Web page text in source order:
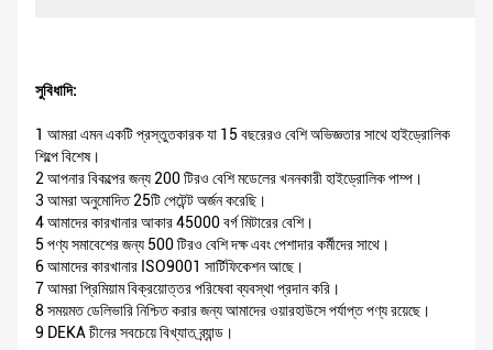
সুবিধাদি:
1 আমরা এমন একটি প্রস্তুতকারক যা 15 বছরেরও বেশি অভিজ্ঞতার সাথে হাইড্রোলিক
শিল্পে বিশেষ।
2 আপনার বিকল্পের জন্য 200 টিরও বেশি মডেলের খননকারী হাইড্রোলিক পাম্প।
3 আমরা অনুমোদিত 25টি পেটেন্ট অর্জন করেছি।
4 আমাদের কারখানার আকার 45000 বর্গ মিটারের বেশি।
5 পণ্য সমাবেশের জন্য 500 টিরও বেশি দক্ষ এবং পেশাদার কর্মীদের সাথে।
6 আমাদের কারখানার ISO9001 সার্টিফিকেশন আছে।
7 আমরা প্রিমিয়াম বিক্রয়োত্তর পরিষেবা ব্যবস্থা প্রদান করি।
8 সময়মত ডেলিভারি নিশ্চিত করার জন্য আমাদের ওয়ারহাউসে পর্যাপ্ত পণ্য রয়েছে।
9 DEKA চীনের সবচেয়ে বিখ্যাত ব্র্যান্ড।